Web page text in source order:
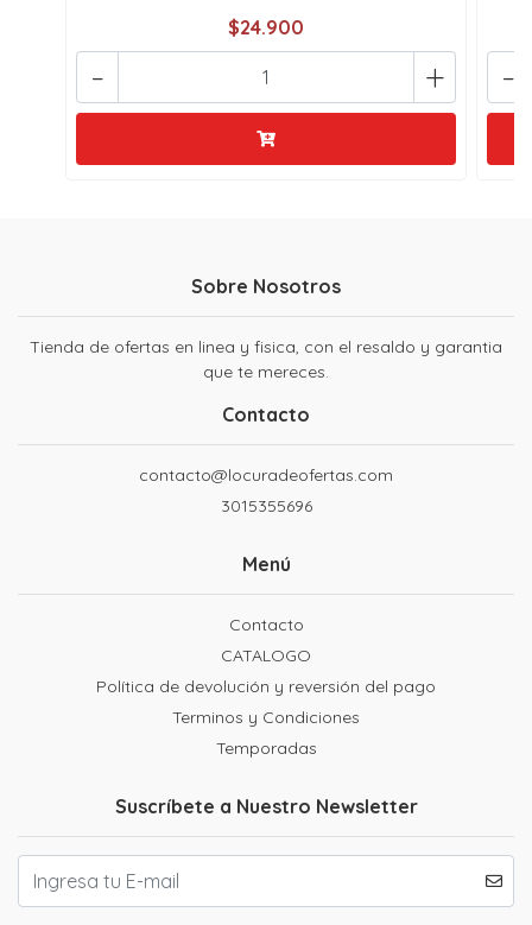
$24.900
+
- -
Sobre Nosotros
Tienda de ofertas en linea y fisica, con el resaldo y garantia
que te mereces.
Contacto
contacto@locuradeofertas.com
3015355696
Menú
Contacto
CATALOGO
Política de devolución y reversión del pago
Terminos y Condiciones
Temporadas
Suscríbete a Nuestro Newsletter